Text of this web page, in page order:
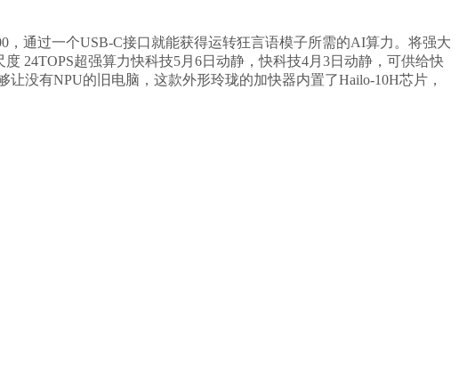
通过一个USB-C接口就能获得运转狂言语模子所需的AI算力。将强大
24TOPS超强算力快科技5月6日动静，快科技4月3日动静，可供给快
没有NPU的旧电脑，这款外形玲珑的加快器内置了Hailo-10H芯片，